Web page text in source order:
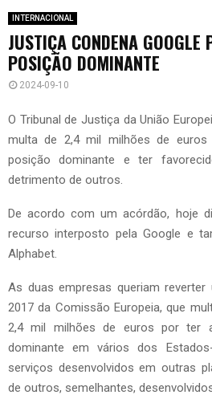
INTERNACIONAL
JUSTIÇA CONDENA GOOGLE
POSIÇÃO DOMINANTE
2024-09-10
O Tribunal de Justiça da União
multa de 2,4 mil milhões de
posição dominante e ter
detrimento de outros.
De acordo com um acórdão, hoje
recurso interposto pela Google e
Alphabet.
As duas empresas queriam
2017 da Comissão Europeia, que
2,4 mil milhões de euros por ter
dominante em vários dos
serviços desenvolvidos em outras
de outros, semelhantes,